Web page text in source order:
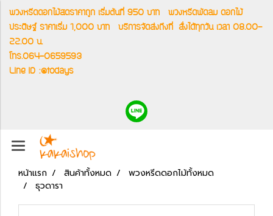
พวงหรีดดอกไม้สดราคาถูก เริ่มต้นที่ 950 บาท พวงหรีดพัดลม ดอกไม้
ประดิษฐ์ ราคาเริ่ม 1,000 บาท บริการจัดส่งถึงที่ สั่งได้ทุกวัน เวลา 08.00-
22.00 น.
โทร.064-0659593
Line ID :@todays
หน้าแรก สินค้าทั้งหมด
พวงหรีดดอกไม้ทั้งหมด
ธุวดารา